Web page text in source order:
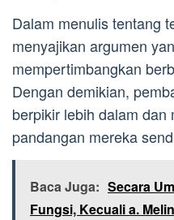
Dalam menulis tentang
menyajikan argumen
mempertimbangkan
Dengan demikian,
berpikir lebih dalam dan
pandangan mereka
Baca Juga: Secara
Fungsi, Kecuali a.